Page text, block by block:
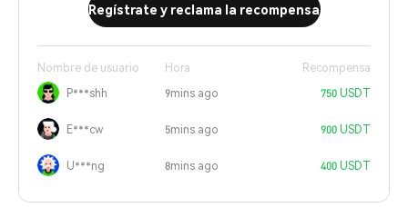
Regístrate y reclama la recompensa
Nombre de usuario Hora
Recompensa
P***shh
9mins ago 750 USDT
E***cw 5mins ago 900 USDT
U***ng 8mins ago 400 USDT